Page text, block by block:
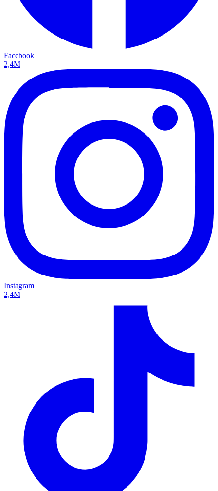
Facebook
2,4M
Instagram
2,4M